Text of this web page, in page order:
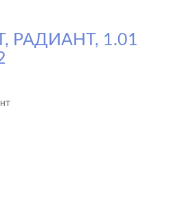
РАДИАНТ, 1.01